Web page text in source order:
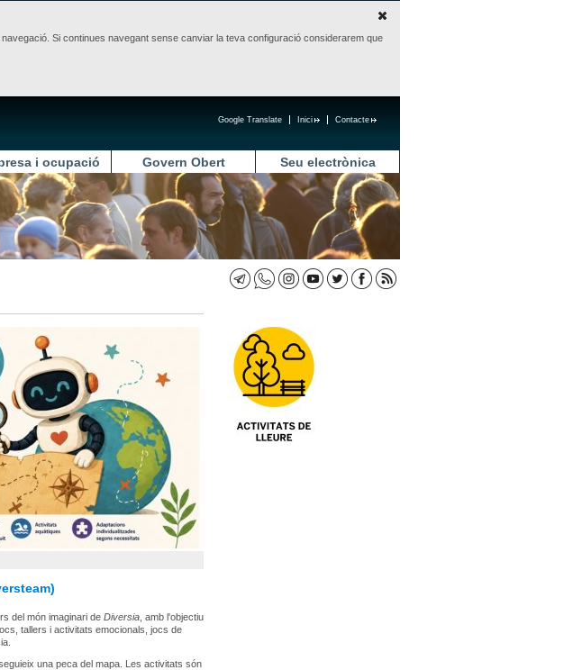
Si continues navegant sense canviar la teva configuració considerarem que
Contacte
Inici
Google Translate
i ocupació Govern Obert Seu electrònica
del món imaginari de Diversia , amb l'objectiu
tallers i activitats emocionals, jocs de
una peca del mapa. Les activitats són